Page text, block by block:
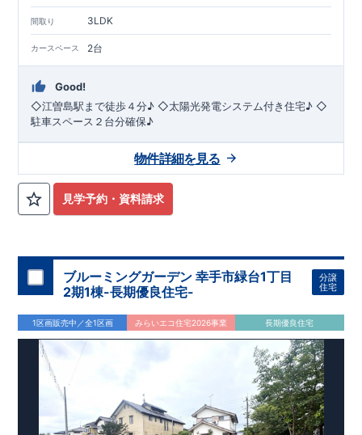
間取り 3LDK
カースペース 2台
Good!
◇江曽島駅まで徒歩４分♪ ◇太陽光発電システム付き住宅♪ ◇
駐車スペース２台分確保♪
見学予約・資料請求
物件詳細を見る
ブルーミングガーデン 幸手市緑台1丁目
2期1棟-長期優良住宅-
分譲
住宅
1区画販売中／全1区画 みらいエコ住宅2026事業 長期優良住宅